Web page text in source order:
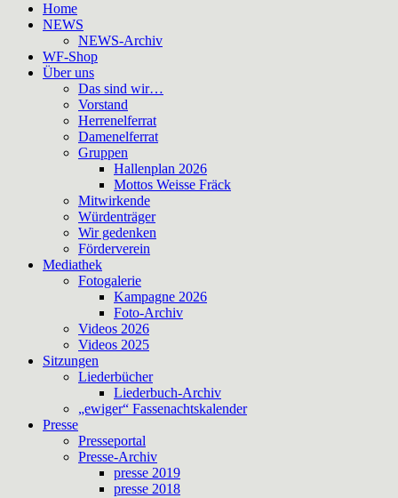
Home
NEWS
NEWS-Archiv
WF-Shop
Über uns
Das sind wir…
Vorstand
Herrenelferrat
Damenelferrat
Gruppen
Hallenplan 2026
Mottos Weisse Fräck
Mitwirkende
Würdenträger
Wir gedenken
Förderverein
Mediathek
Fotogalerie
Kampagne 2026
Foto-Archiv
Videos 2026
Videos 2025
Sitzungen
Liederbücher
Liederbuch-Archiv
„ewiger“ Fassenachtskalender
Presse
Presseportal
Presse-Archiv
presse 2019
presse 2018